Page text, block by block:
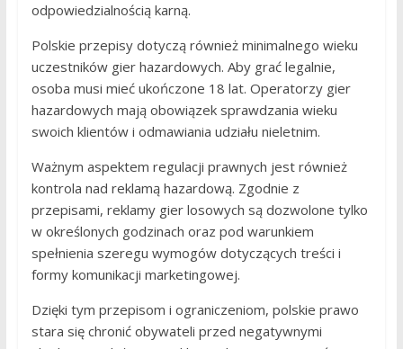
odpowiedzialnością karną.
Polskie przepisy dotyczą również minimalnego wieku
uczestników gier hazardowych. Aby grać legalnie,
osoba musi mieć ukończone 18 lat. Operatorzy gier
hazardowych mają obowiązek sprawdzania wieku
swoich klientów i odmawiania udziału nieletnim.
Ważnym aspektem regulacji prawnych jest również
kontrola nad reklamą hazardową. Zgodnie z
przepisami, reklamy gier losowych są dozwolone tylko
w określonych godzinach oraz pod warunkiem
spełnienia szeregu wymogów dotyczących treści i
formy komunikacji marketingowej.
Dzięki tym przepisom i ograniczeniom, polskie prawo
stara się chronić obywateli przed negatywnymi